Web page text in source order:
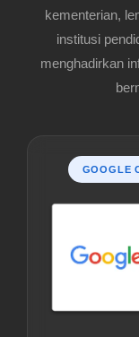
kementerian,
institusi
menghadirkan
GOOGLE